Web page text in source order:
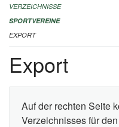
FINANZIELLE
KONTAKT
VERZEICHNISSE
SPORTVEREINE
EXPORT
Export
Auf der rechten Seite
Verzeichnisses für